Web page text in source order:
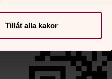
Tillåt alla kakor